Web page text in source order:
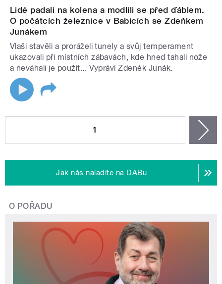
Lidé padali na kolena a modlili se před ďáblem.
O počátcích železnice v Babicích se Zdeňkem
Junákem
Vlaši stavěli a proráželi tunely a svůj temperament
ukazovali při místních zábavách, kde hned tahali nože
a neváhali je použít... Vypráví Zdeněk Junák.
1
Jak nás naladíte na DABu
O POŘADU